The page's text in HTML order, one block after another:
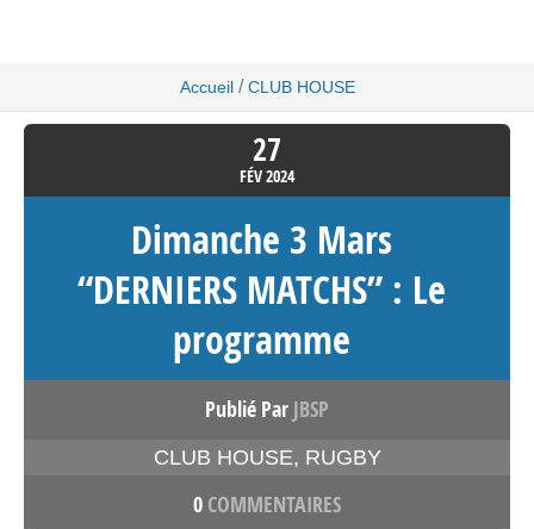
Accueil / CLUB HOUSE
27
FÉV2024
Dimanche 3 Mars
“DERNIERS MATCHS” : Le
programme
Publié Par JBSP
CLUB HOUSE, RUGBY
0 COMMENTAIRES